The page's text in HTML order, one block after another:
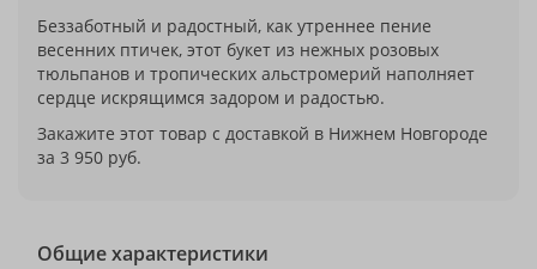
Беззаботный и радостный, как утреннее пение
весенних птичек, этот букет из нежных розовых
тюльпанов и тропических альстромерий наполняет
сердце искрящимся задором и радостью.
Закажите этот товар с доставкой в Нижнем Новгороде
за 3 950 руб.
Общие характеристики